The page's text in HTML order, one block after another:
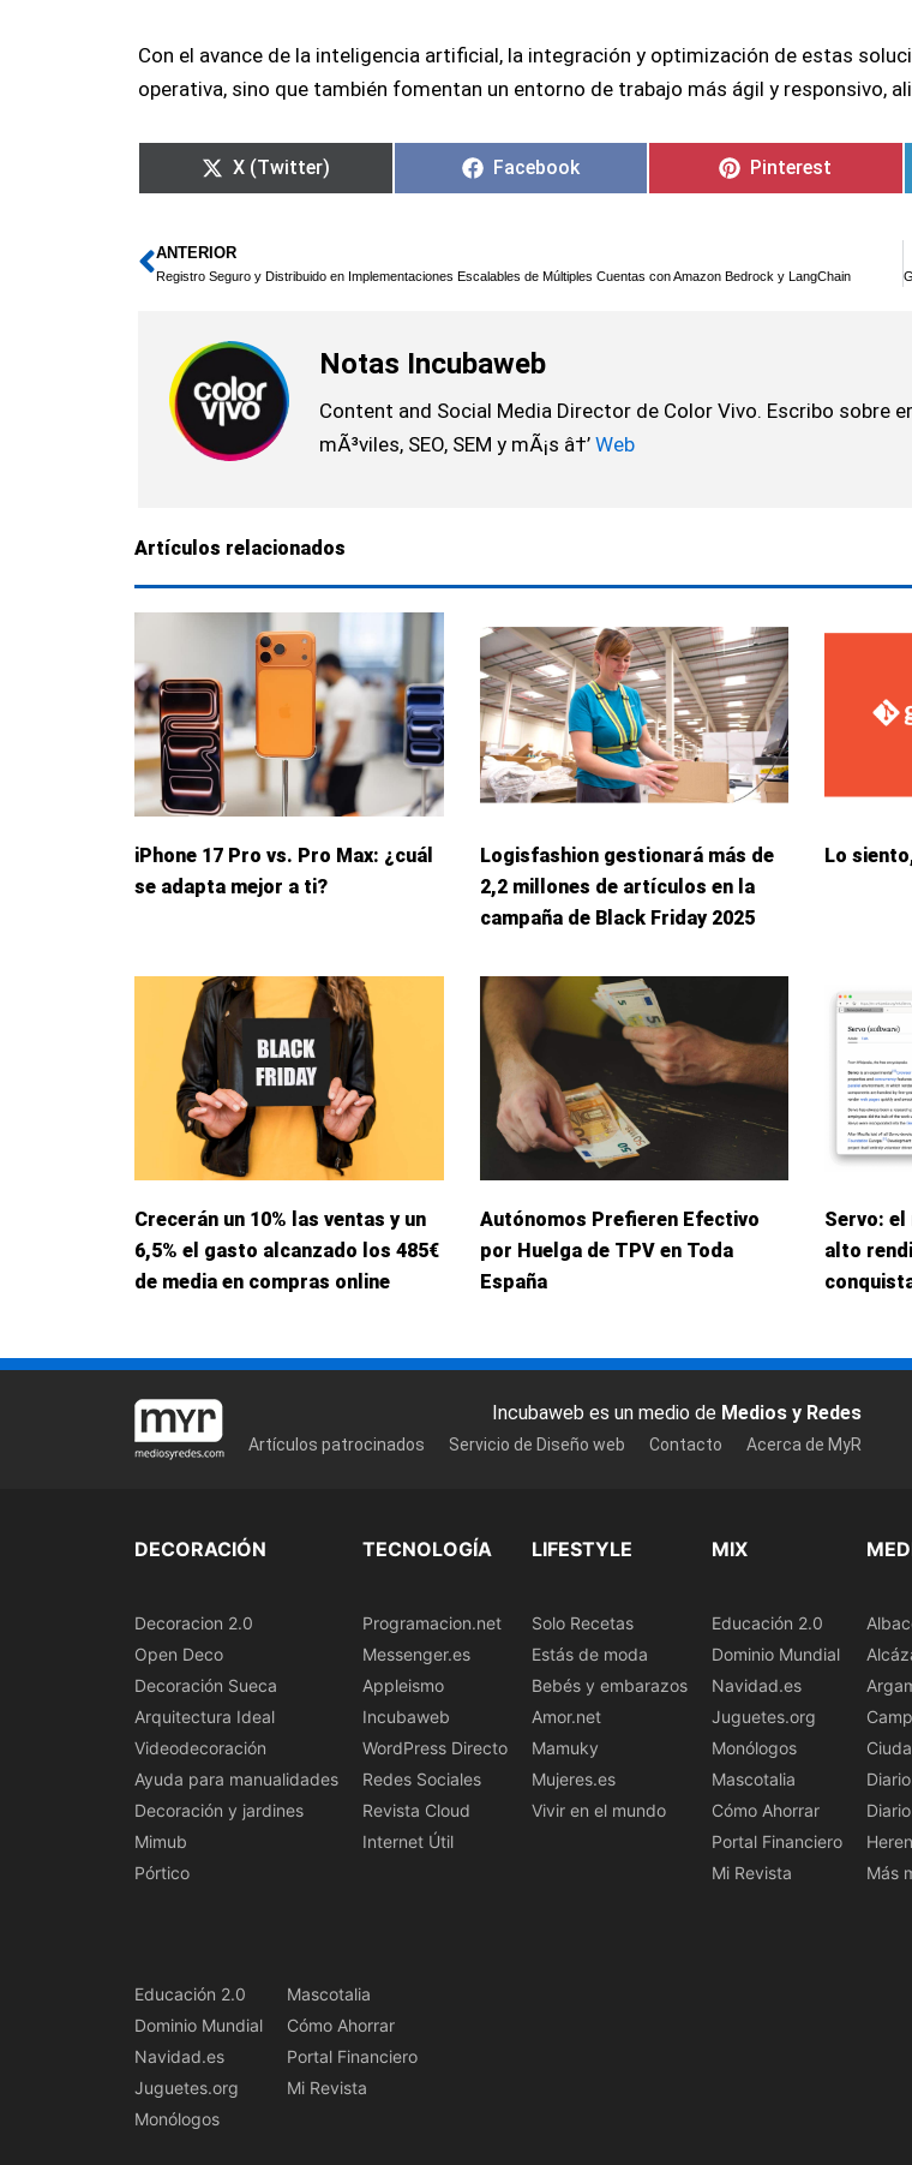
Con el avance de la inteligencia artificial, la integración y optimización de estas
operativa, sino que también fomentan un entorno de trabajo más ágil y responsivo,
X (Twitter) Facebook Pinterest
Ant
ANTERIOR
Registro Seguro y Distribuido en Implementaciones Escalables de Múltiples Cuentas con Amazon Bedrock y LangChain
Notas Incubaweb
Content and Social Media Director de Color Vivo. Escribo sobre
mÃ³viles, SEO, SEM y mÃ¡s â†’ Web
Artículos relacionados
iPhone 17 Pro vs. Pro Max: ¿cuál
se adapta mejor a ti?
Logisfashion gestionará más de
2,2 millones de artículos en la
campaña de Black Friday 2025
Lo
Crecerán un 10% las ventas y un
6,5% el gasto alcanzado los 485€
de media en compras online
Autónomos Prefieren Efectivo
por Huelga de TPV en Toda
España
Servo:
alto
Incubaweb es un medio de Medios y Redes
Artículos patrocinados Servicio de Diseño web Contacto Acerca de MyR
DECORACIÓN
Decoracion 2.0
Open Deco
Decoración Sueca
Arquitectura Ideal
Videodecoración
Ayuda para manualidades
Decoración y jardines
Mimub
Pórtico
TECNOLOGÍA
Programacion.net
Messenger.es
Appleismo
Incubaweb
WordPress Directo
Redes Sociales
Revista Cloud
Internet Útil
LIFESTYLE
Solo Recetas
Estás de moda
Bebés y embarazos
Amor.net
Mamuky
Mujeres.es
Vivir en el mundo
MIX
Educación 2.0
Dominio Mundial
Navidad.es
Juguetes.org
Monólogos
Mascotalia
Cómo Ahorrar
Portal Financiero
Mi Revista
Más
Educación 2.0
Dominio Mundial
Navidad.es
Juguetes.org
Monólogos
Mascotalia
Cómo Ahorrar
Portal Financiero
Mi Revista